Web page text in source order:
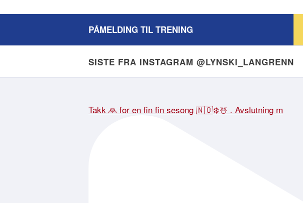
PÅMELDING TIL TRENING
SISTE FRA INSTAGRAM @LYNSKI_LANGRENN
Takk 🙏 for en fin fin sesong 🇳🇴❄️☃️ . Avslutning m